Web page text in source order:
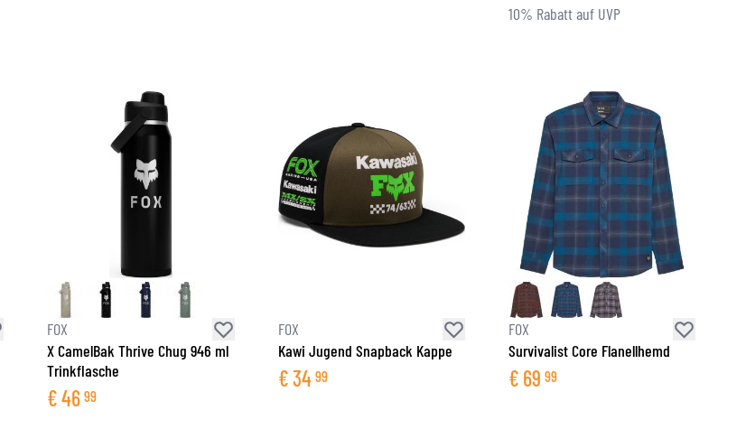
10% Rabatt auf UVP
FOX
X CamelBak Thrive Chug 946 ml
Trinkflasche
€46 99
FOX
Kawi Jugend Snapback Kappe
€34 99
FOX
Survivalist Core Flanellhemd
€ 69 99